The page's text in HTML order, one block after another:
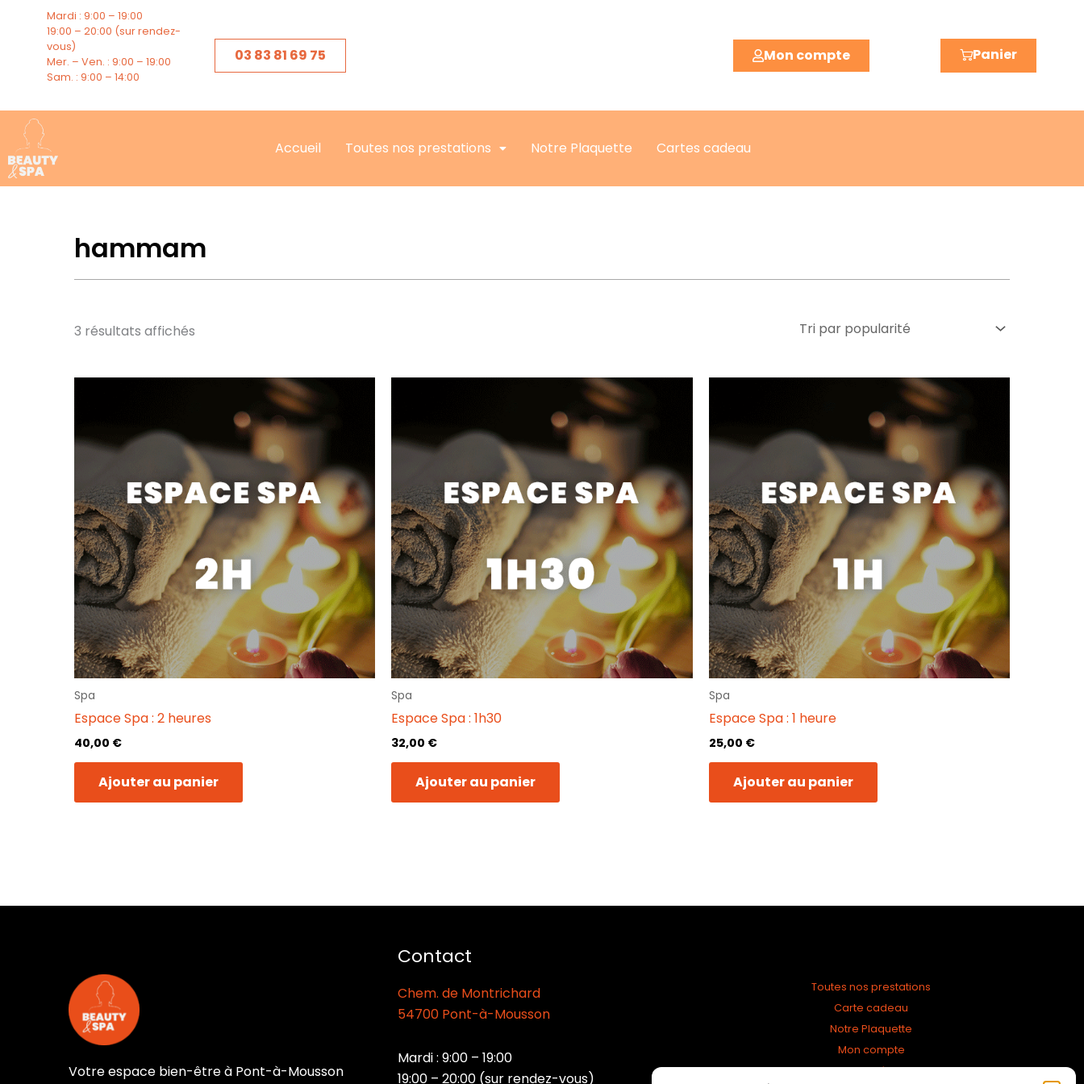
contenu
Mardi : 9:00 – 19:00
19:00 – 20:00 (sur rendez-
vous)
Mer. – Ven. : 9:00 – 19:00
Sam. : 9:00 – 14:00
03 83 81 69 75 Mon compte Panier
Accueil Toutes nos prestations Notre Plaquette Cartes cadeau
hammam
3 résultats affichés
Spa
Espace Spa : 2 heures
40,00 €
Ajouter au panier
Spa
Espace Spa : 1h30
32,00 €
Ajouter au panier
Spa
Espace Spa : 1 heure
25,00 €
Ajouter au panier
Votre espace bien-être à Pont-à-Mousson
Contact
Chem. de Montrichard
54700 Pont-à-Mousson
Mardi : 9:00 – 19:00
19:00 – 20:00 (sur rendez-vous)
Toutes nos prestations
Carte cadeau
Notre Plaquette
Mon compte
Mentions légales